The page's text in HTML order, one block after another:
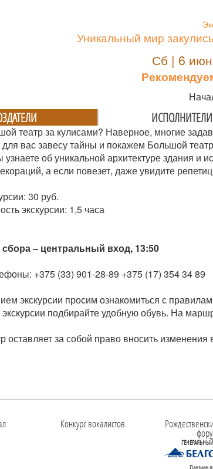
Уникальный мир
Сб | 6
ИСПОЛНИТЕЛИ
театр за кулисами? Наверное, многие
вас завесу тайны и покажем Большой
узнаете об уникальной архитектуре здания
а если повезет, даже увидите
30 руб.
экскурсии: 1,5 часа
– центральный вход, 13:50
+375 (33) 901-28-89 +375 (17) 354 34 89
экскурсии просим ознакомиться с
подбирайте удобную обувь. На
оставляет за собой право вносить
Конкурс вокалистов